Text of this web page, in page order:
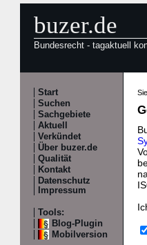
buzer.de
Bundesrecht - tagaktuell
Start
Suchen
Sachgebiete
Aktuell
Verkündet
Über buzer.de
Qualität
Kontakt
Datenschutz
Impressum
Tools:
Blog-Plugin
Mobilversion